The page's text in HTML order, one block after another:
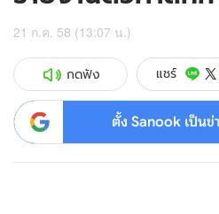
21 ก.ค. 58 (13:07 น.)
กดฟัง แชร์
ตั้ง Sanook เป็น